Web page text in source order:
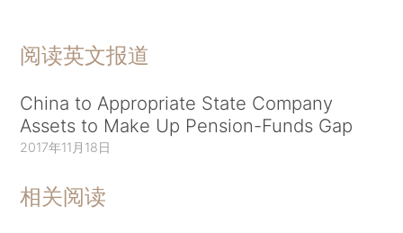
阅读英文报道
China to Appropriate State Company
Assets to Make Up Pension-Funds Gap
2017年11月18日
相关阅读